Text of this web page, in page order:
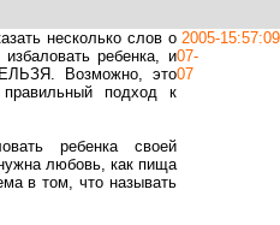
несколько слов о
ребенка, и
Возможно, это
подход к
ребенка своей
любовь, как пища
в том, что называть
2005-
07-
07
15:57:09